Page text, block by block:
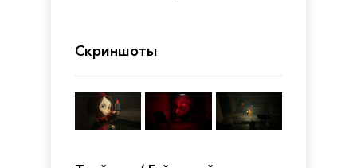
Скриншоты